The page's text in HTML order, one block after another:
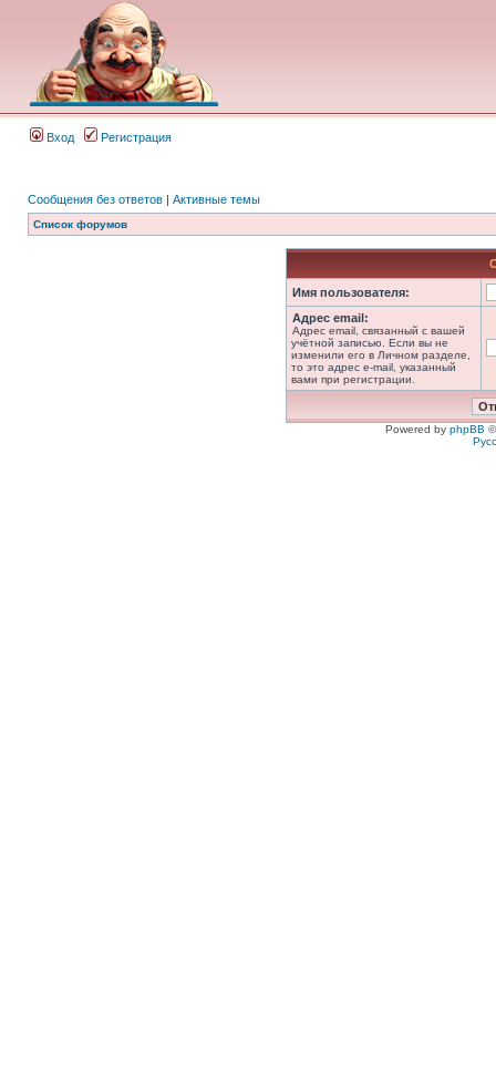
Вход Регистрация
Сообщения без ответов | Активные темы
Список форумов
Имя пользователя:
Адрес email:
Адрес email, связанный с вашей
учётной записью. Если вы не
изменили его в Личном разделе,
то это адрес e-mail, указанный
вами при регистрации.
Powered by phpBB